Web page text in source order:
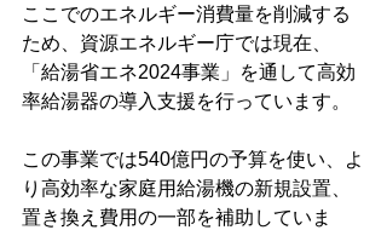
ここでのエネルギー消費量を削減する
ため、資源エネルギー庁では現在、
「給湯省エネ2024事業」を通して高効
率給湯器の導入支援を行っています。
この事業では540億円の予算を使い、よ
り高効率な家庭用給湯機の新規設置、
置き換え費用の一部を補助していま